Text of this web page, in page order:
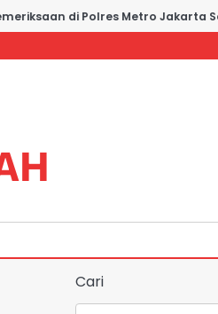
di Polres Metro Jakarta
Cari